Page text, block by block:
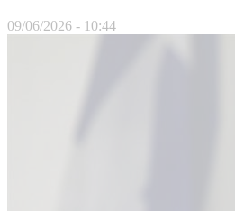
09/06/2026 - 10:44